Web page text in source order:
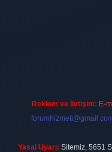
Reklam ve İletişim: E-
Yasal Uyarı: Sitemiz, 5651